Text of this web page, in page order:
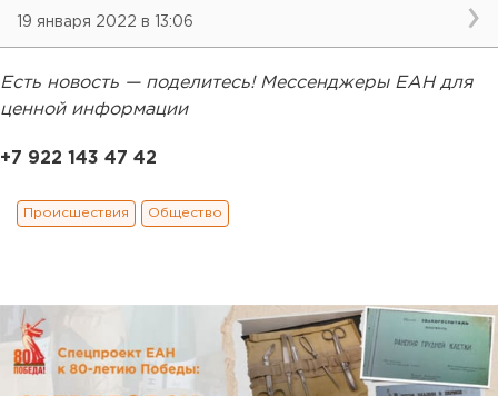
19 января 2022 в 13:06
Есть новость — поделитесь! Мессенджеры ЕАН для
ценной информации
+7 922 143 47 42
Происшествия Общество